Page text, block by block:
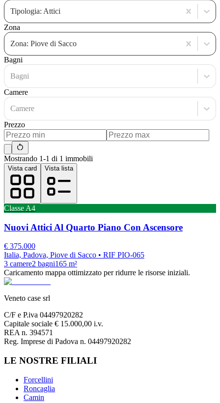
Tipologia: Attici
Zona
Zona: Piove di Sacco
Bagni
Bagni
Camere
Camere
Prezzo
Mostrando 1-1 di 1 immobili
Vista card Vista lista
Classe A4
Nuovi Attici Al Quarto Piano Con Ascensore
€ 375.000
Italia, Padova, Piove di Sacco • RIF PIO-065
3 camere2 bagni165 m²
Caricamento mappa ottimizzato per ridurre le risorse iniziali.
Veneto case srl
C/F e P.iva 04497920282
Capitale sociale € 15.000,00 i.v.
REA n. 394571
Reg. Imprese di Padova n. 04497920282
LE NOSTRE FILIALI
Forcellini
Roncaglia
Camin